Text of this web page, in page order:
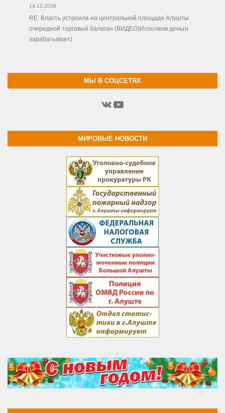
14.12.2016
RE: Власть устроила на центральной площади Алушты
очередной торговый балаган (ВИДЕО)Исполком деньги
зарабатывает)
МЫ В СОЦСЕТЯХ
ВКонтакте
YouTube
МИРОВЫЕ НОВОСТИ